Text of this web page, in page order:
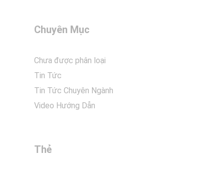
Chuyên Mục
Chưa được phân loại
Tin Tức
Tin Tức Chuyên Ngành
Video Hướng Dẫn
Thẻ